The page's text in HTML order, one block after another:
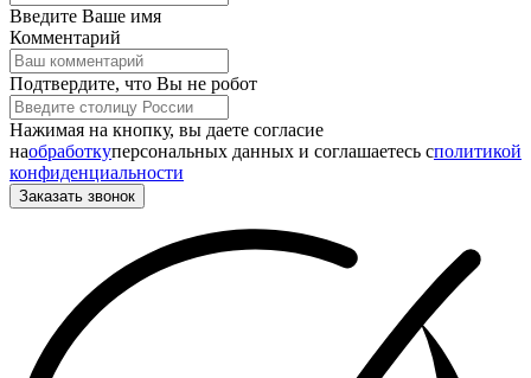
Введите Ваше имя
Комментарий
Подтвердите, что Вы не робот
Нажимая на кнопку, вы даете согласие
наобработкуперсональных данных и соглашаетесь cполитикой
конфиденциальности
Заказать звонок